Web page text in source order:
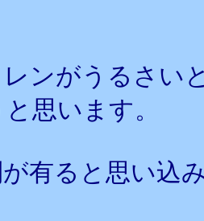
ンがうるさい
思います。
有ると思い込